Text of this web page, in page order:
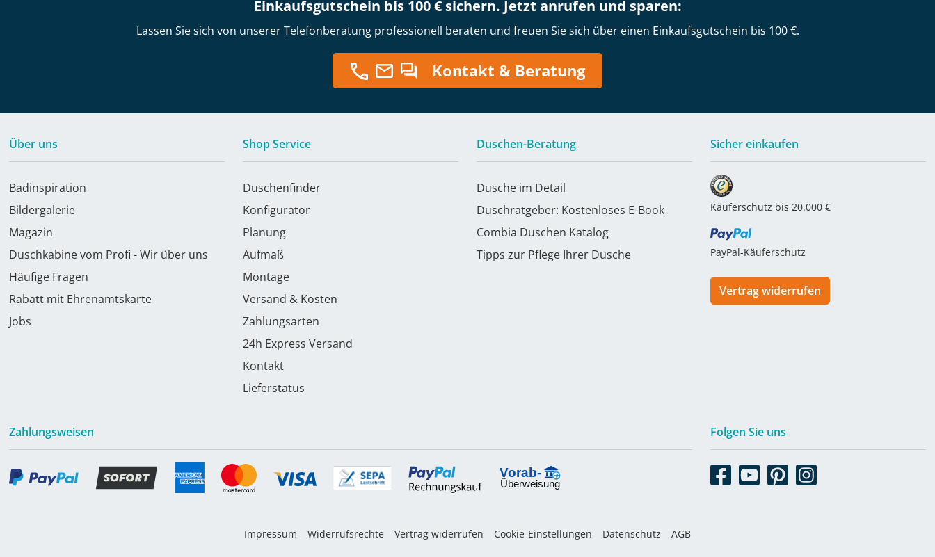
Einkaufsgutschein bis 100 € sichern. Jetzt anrufen und sparen:
Lassen Sie sich von unserer Telefonberatung professionell beraten und freuen Sie sich über einen Einkaufsgutschein bis 100 €.
Kontakt & Beratung
Über uns
Badinspiration
Bildergalerie
Magazin
Duschkabine vom Profi - Wir über uns
Häufige Fragen
Rabatt mit Ehrenamtskarte
Jobs
Shop Service
Duschenfinder
Konfigurator
Planung
Aufmaß
Montage
Versand & Kosten
Zahlungsarten
24h Express Versand
Kontakt
Lieferstatus
Duschen-Beratung
Dusche im Detail
Duschratgeber: Kostenloses E-Book
Combia Duschen Katalog
Tipps zur Pflege Ihrer Dusche
Sicher einkaufen
Käuferschutz bis 20.000 €
PayPal-Käuferschutz
Vertrag widerrufen
Zahlungsweisen Folgen Sie uns
Impressum Widerrufsrechte Vertrag widerrufen Cookie-Einstellungen Datenschutz AGB